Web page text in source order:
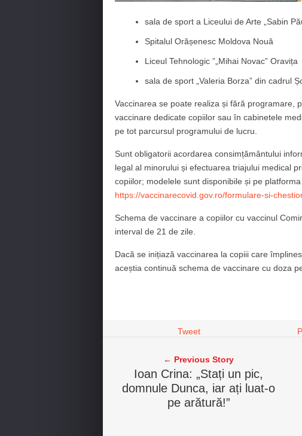
sala de sport a Liceului de Arte „Sabin
Spitalul Orășenesc Moldova Nouă
Liceul Tehnologic ”„Mihai Novac” Oravița
sala de sport „Valeria Borza” din cadrul
Vaccinarea se poate realiza și fără programare,
vaccinare dedicate copiilor sau în cabinetele
pe tot parcursul programului de lucru.
Sunt obligatorii acordarea consimțământului
legal al minorului și efectuarea triajului medical
copiilor; modelele sunt disponibile și pe
https://vaccinarecovid.gov.ro/formulare-si-
Schema de vaccinare a copiilor cu vaccinul
interval de 21 de zile.
Dacă se inițiază vaccinarea la copiii care
aceștia continuă schema de vaccinare cu doza
Tweet
← Previous Story
Ioan Crina: „Stați un pic,
domnule Dunca, iar ați luat-o
pe arătură!”